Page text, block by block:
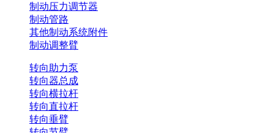
制动压力调节器
制动管路
其他制动系统附件
制动调整臂
转向助力泵
转向器总成
转向横拉杆
转向直拉杆
转向垂臂